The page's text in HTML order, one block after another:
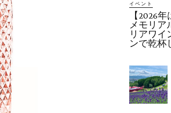
イベント
【2026
メモリア
リアワイ
ンで乾杯